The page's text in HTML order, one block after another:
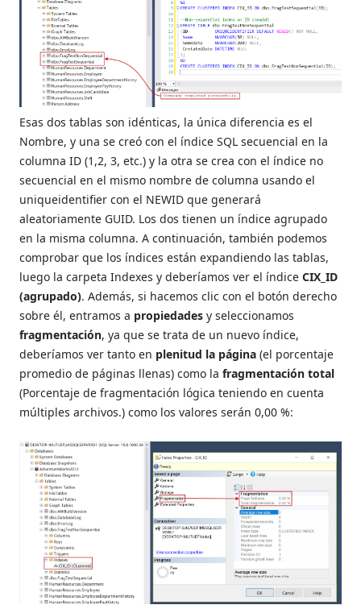
Esas dos tablas son idénticas, la única diferencia es el
Nombre, y una se creó con el índice SQL secuencial en la
columna ID (1,2, 3, etc.) y la otra se crea con el índice no
secuencial en el mismo nombre de columna usando el
uniqueidentifier con el NEWID que generará
aleatoriamente GUID. Los dos tienen un índice agrupado
en la misma columna. A continuación, también podemos
comprobar que los índices están expandiendo las tablas,
luego la carpeta Indexes y deberíamos ver el índice CIX_ID
(agrupado). Además, si hacemos clic con el botón derecho
sobre él, entramos a propiedades y seleccionamos
fragmentación, ya que se trata de un nuevo índice,
deberíamos ver tanto en plenitud la página (el porcentaje
promedio de páginas llenas) como la fragmentación total
(Porcentaje de fragmentación lógica teniendo en cuenta
múltiples archivos.) como los valores serán 0,00 %: